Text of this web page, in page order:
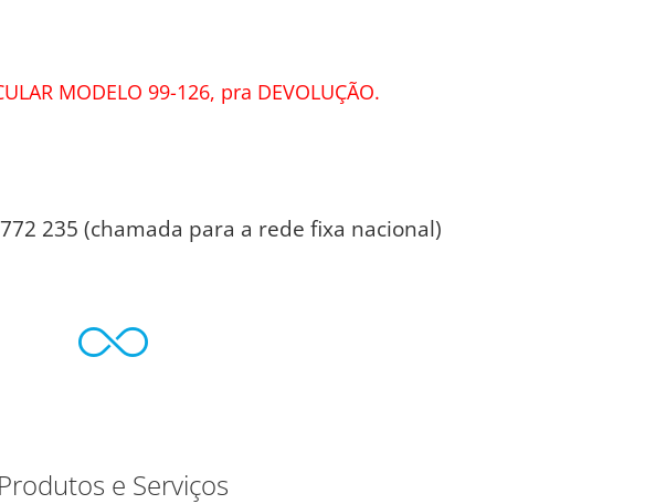
MODELO 99-126, pra DEVOLUÇÃO.
235 (chamada para a rede fixa nacional)
Produtos e Serviços